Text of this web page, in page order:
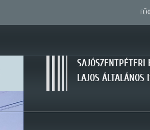
SAJÓSZENTPÉTERI
LAJOS ÁLTALÁNOS